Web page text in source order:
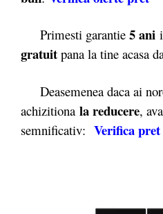
Primesti garantie 5 ani
gratuit pana la tine acasa
Deasemenea daca ai
achizitiona la reducere,
semnificativ: Verifica